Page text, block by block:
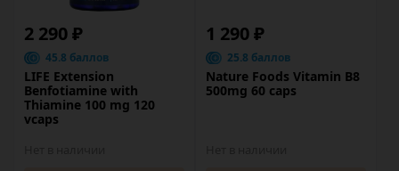
2 290 ₽
45.8 баллов
LIFE Extension
Benfotiamine with
Thiamine 100 mg 120
vcaps
1 290 ₽
25.8 баллов
Nature Foods Vitamin B8
500mg 60 caps